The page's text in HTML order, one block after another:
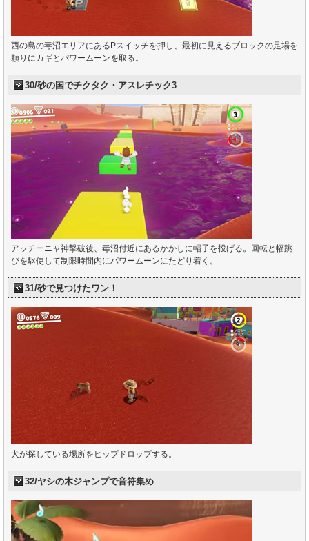
西の島の毒沼エリアにあるPスイッチを押し、最初に見えるブロックの足場を
頼りにカギとパワームーンを取る。
30/砂の国でチクタク・アスレチック3
アッチーニャ神撃破後、毒沼付近にあるかかしに帽子を投げる。回転と幅跳
びを駆使して制限時間内にパワームーンにたどり着く。
31/砂で見つけたワン！
犬が探している場所をヒップドロップする。
32/ヤシの木ジャンプで音符集め